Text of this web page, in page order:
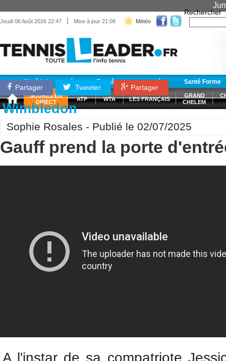
Jeudi 06 Août 2026 22:47 | Mise à jour 21:08 Météo
Rechercher
Matériel Entraînement Santé Forme
SCORES EN
DIRECT
ATP WTA LES FRANÇAIS
GRAND
CHELEM
Partager Tweeter Partager
Wimbledon
Sophie Rosales - Publié le 02/07/2025
Gauff prend la porte
A l'instar de sa compatriote